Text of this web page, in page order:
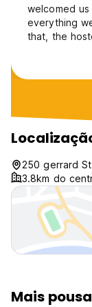
welcomed
everything
that, the
comfortable.
250 gerrard
3.8km do
Mais